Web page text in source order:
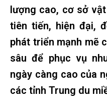
lượng cao, cơ sở
tiên tiến, hiện đại,
phát triển mạnh mẽ
sâu để phục vụ
ngày càng cao của
các tỉnh Trung du